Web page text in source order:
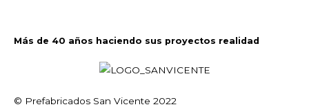
Más de 40 años haciendo sus proyectos realidad
© Prefabricados San Vicente 2022